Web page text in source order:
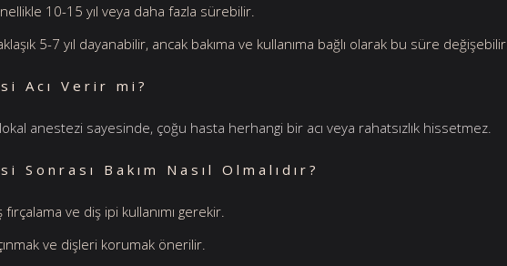
10-15 yıl veya daha fazla sürebilir.
5-7 yıl dayanabilir, ancak bakıma ve kullanıma bağlı olarak bu süre değişebilir.
Acı Verir mi?
lokal anestezi sayesinde, çoğu hasta herhangi bir acı veya rahatsızlık hissetmez.
Sonrası Bakım Nasıl Olmalıdır?
ve diş ipi kullanımı gerekir.
ve dişleri korumak önerilir.